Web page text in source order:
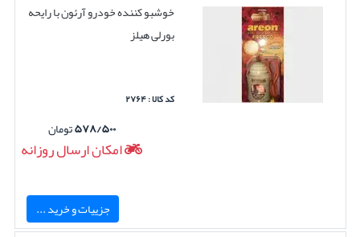
خوشبو کننده خودرو آرئون با رایحه
بورلی هیلز
کد کالا : ۲۷۶۴
۵۷۸/۵۰۰تومان
امکان ارسال روزانه
جزییات و خرید ...